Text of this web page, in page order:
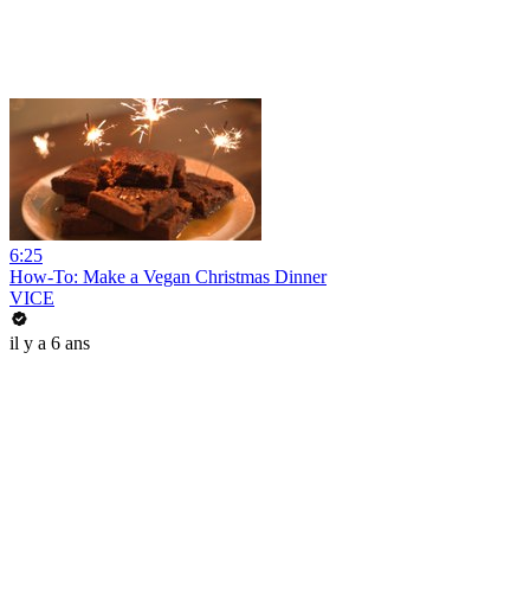
6:25
How-To: Make a Vegan Christmas Dinner
VICE
il y a 6 ans